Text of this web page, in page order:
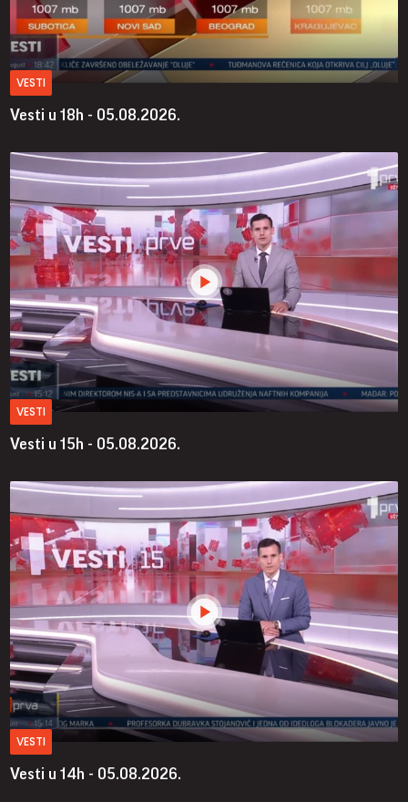
VESTI
Vesti u 18h - 05.08.2026.
VESTI
Vesti u 15h - 05.08.2026.
VESTI
Vesti u 14h - 05.08.2026.